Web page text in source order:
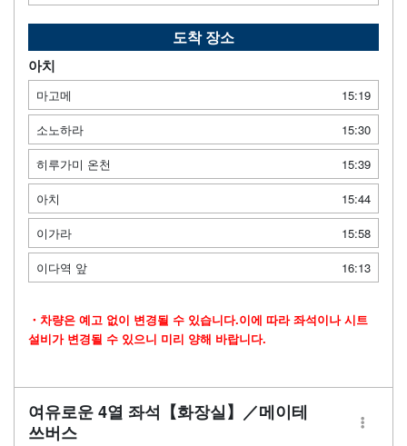
도착 장소
아치
마고메
15:19
소노하라
15:30
히루가미 온천
15:39
아치
15:44
이가라
15:58
이다역 앞
16:13
・차량은 예고 없이 변경될 수 있습니다.이에 따라 좌석이나 시트
설비가 변경될 수 있으니 미리 양해 바랍니다.
여유로운 4열 좌석【화장실】／메이테
쓰버스